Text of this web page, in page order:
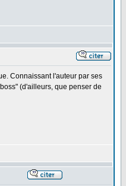
Connaissant l'auteur par ses
(d'ailleurs, que penser de